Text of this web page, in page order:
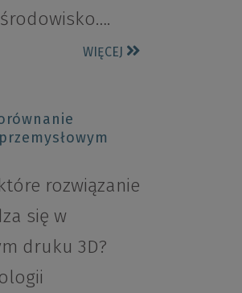
WIĘCEJ
rozwiązanie
się w
druku 3D?